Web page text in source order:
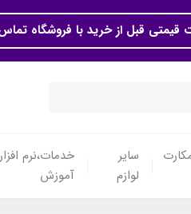
قیمتی قبل از خرید با فروشگاه
سایر
لوازم
خدمات،نرم
آموزش